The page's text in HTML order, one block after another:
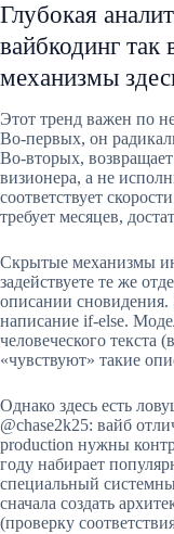
Глубокая
вайбкодинг так
механизмы
Этот тренд важен по
Во-первых, он
Во-вторых,
визионера, а не
соответствует
требует месяцев,
Скрытые механизмы
задействуете те же
описании сновидения.
написание if-else.
человеческого текста
«чувствуют» такие
Однако здесь есть
@chase2k25: вайб
production нужны
году набирает
специальный
сначала создать
(проверку